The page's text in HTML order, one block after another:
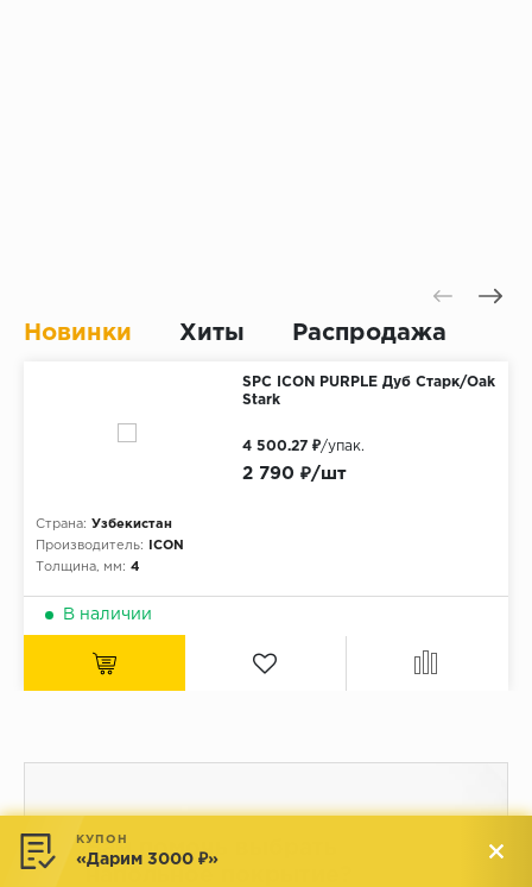
Новинки Хиты Распродажа
SPC ICON PURPLE Дуб Старк/Oak
Stark
Страна: Узбекистан
Производитель:
ICON
Толщина, мм: 4
2 790 ₽/шт
4 500.27 ₽/упак.
В наличии
Вам помочь выбрать
КУПОН
«Дарим 3000 ₽»